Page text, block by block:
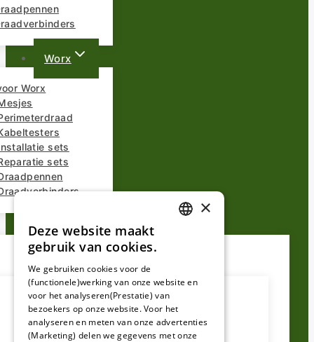
Worx
Worx
sets
sets
Overige Merken
GERMAN
×
Deze website maakt
gebruik van cookies.
We gebruiken cookies voor de
(functionele)werking van onze website en
voor het analyseren(Prestatie) van
bezoekers op onze website. Voor het
analyseren en meten van onze advertenties
(Marketing) delen we gegevens met onze